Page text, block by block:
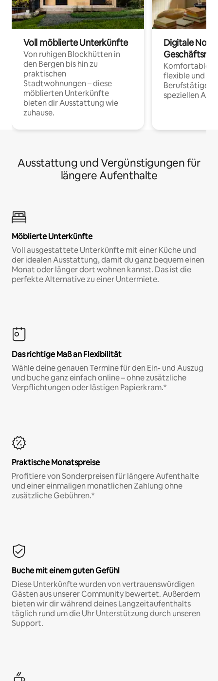
Voll möblierte Unterkünfte
Von ruhigen Blockhütten in
den Bergen bis hin zu
praktischen
Stadtwohnungen – diese
möblierten Unterkünfte
bieten dir Ausstattung wie
zuhause.
Digitale
Komfortable
flexible und
Berufstätige
speziellen
Ausstattung und Vergünstigungen für
längere Aufenthalte
Möblierte Unterkünfte
Voll ausgestattete Unterkünfte mit einer Küche und
der idealen Ausstattung, damit du ganz bequem einen
Monat oder länger dort wohnen kannst. Das ist die
perfekte Alternative zu einer Untermiete.
Das richtige Maß an Flexibilität
Wähle deine genauen Termine für den Ein- und Auszug
und buche ganz einfach online – ohne zusätzliche
Verpflichtungen oder lästigen Papierkram.*
Praktische Monatspreise
Profitiere von Sonderpreisen für längere Aufenthalte
und einer einmaligen monatlichen Zahlung ohne
zusätzliche Gebühren.*
Buche mit einem guten Gefühl
Diese Unterkünfte wurden von vertrauenswürdigen
Gästen aus unserer Community bewertet. Außerdem
bieten wir dir während deines Langzeitaufenthalts
täglich rund um die Uhr Unterstützung durch unseren
Support.